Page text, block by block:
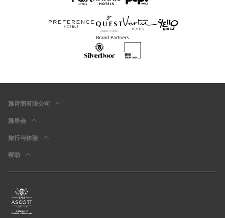
雅诗阁有限公司
雅星会
旅行与体验
帮助